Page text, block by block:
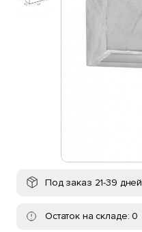
Под заказ 21-39 дней
Остаток на складе: 0